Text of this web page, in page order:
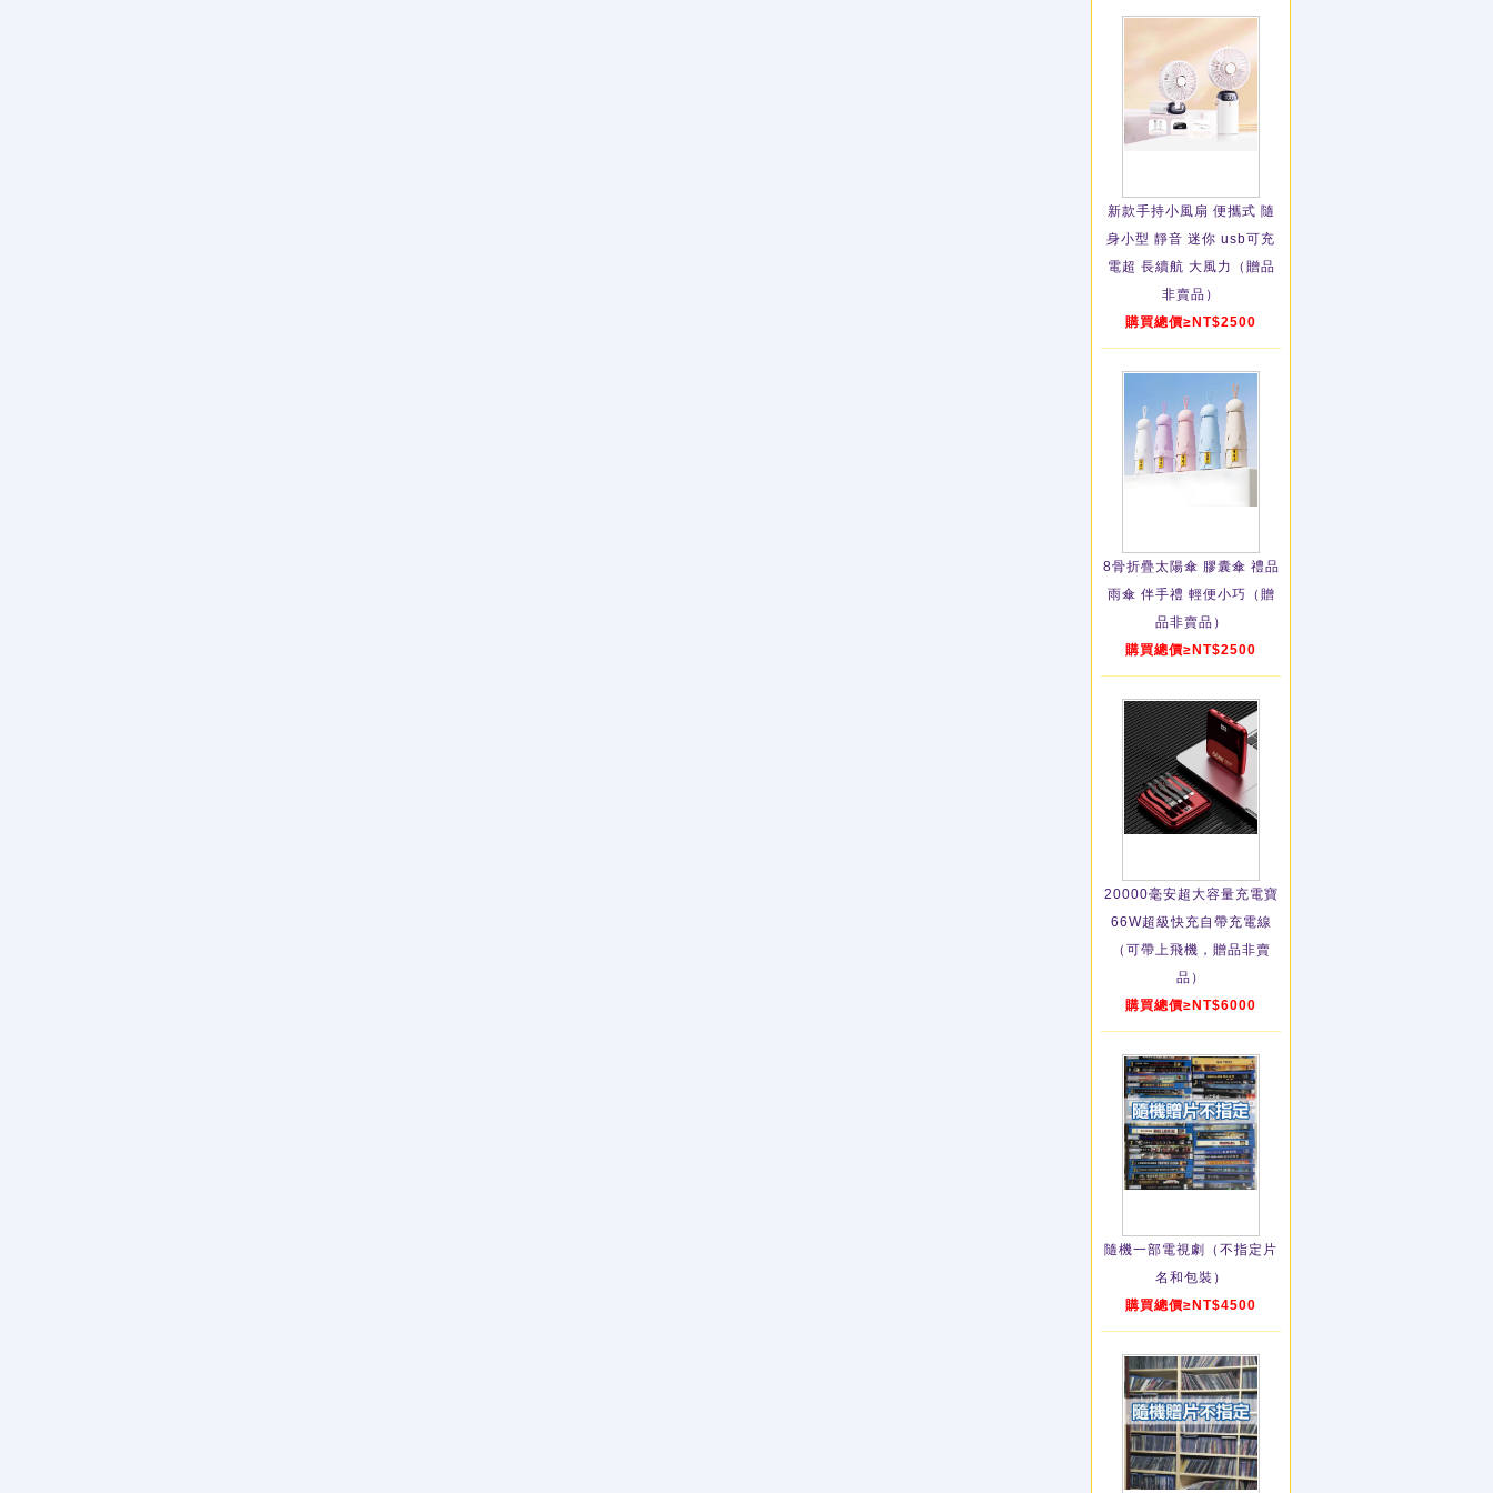
新款手持小風扇 便攜式 隨
身小型 靜音 迷你 usb可充
電超 長續航 大風力（贈品
非賣品）
購買總價≥NT$2500
8骨折疊太陽傘 膠囊傘 禮品
雨傘 伴手禮 輕便小巧（贈
品非賣品）
購買總價≥NT$2500
20000毫安超大容量充電寶
66W超級快充自帶充電線
（可帶上飛機，贈品非賣
品）
購買總價≥NT$6000
隨機一部電視劇（不指定片
名和包裝）
購買總價≥NT$4500